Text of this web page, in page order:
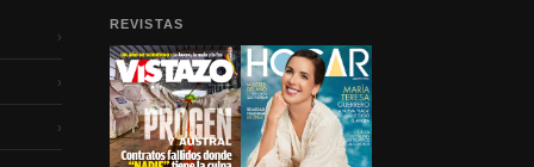
›
›
›
REVISTAS